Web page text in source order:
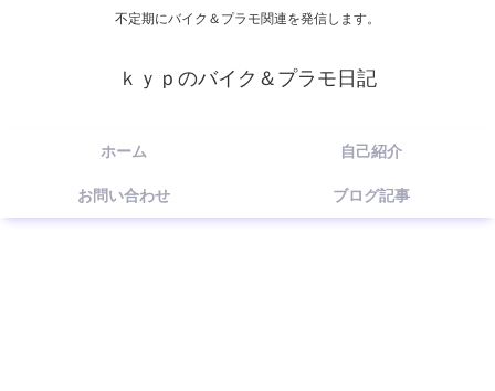
不定期にバイク＆プラモ関連を発信します。
ｋｙｐのバイク＆プラモ日記
ホーム 自己紹介
お問い合わせ ブログ記事